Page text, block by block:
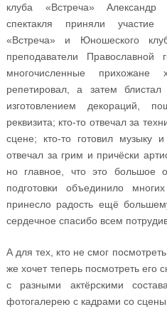
клуба «Встреча»
спектакля приняли
«Встреча» и Юношеского
преподаватели
многочисленные
репетировал, а затем
изготовлением декораций,
реквизита; кто-то отвечал за
сцене; кто-то готовил музыку
отвечал за грим и причёски
но главное, что это
подготовки объединило
принесло радость ещё
сердечное спасибо всем
А для тех, кто не смог
же хочет теперь посмотреть его
с разными актёрскими
фотогалерею с кадрами со сцены